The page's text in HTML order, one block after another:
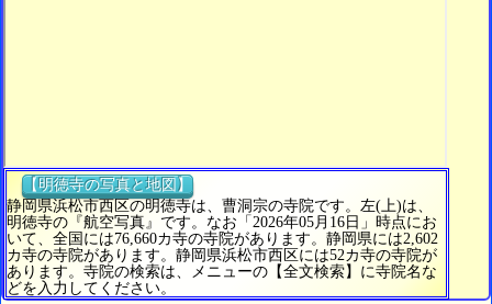
【明徳寺の写真と地図】
静岡県浜松市西区の明徳寺は、曹洞宗の寺院です。左(上)は、
明徳寺の『航空写真』です。なお「2026年05月16日」時点にお
いて、全国には76,660カ寺の寺院があります。静岡県には2,602
カ寺の寺院があります。静岡県浜松市西区には52カ寺の寺院が
あります。寺院の検索は、メニューの【全文検索】に寺院名な
どを入力してください。